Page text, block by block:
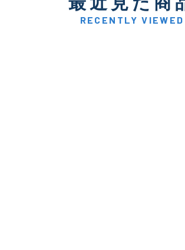
D
著しく状
品も含む
RECENTLY VIEWED